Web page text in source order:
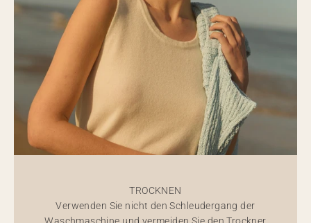
TROCKNEN
Verwenden Sie nicht den Schleudergang der